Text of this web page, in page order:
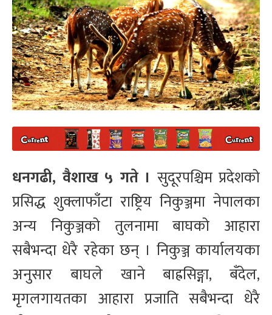
धनगढी, वैशाख ५ गते । सुदूरपश्चिम प्रदेशको
प्रसिद्ध शुक्लाफाँटा राष्ट्रिय निकुञ्जमा नेपालका
अन्य निकुञ्जको तुलनामा बाघको आहारा
सबैभन्दा धेरै रहेका छन् । निकुञ्ज कार्यालयका
अनुसार बाघले खाने बाह्रसिङ्गा, बँदेल,
मृगलगायतका आहारा प्रजाति सबैभन्दा धेरै